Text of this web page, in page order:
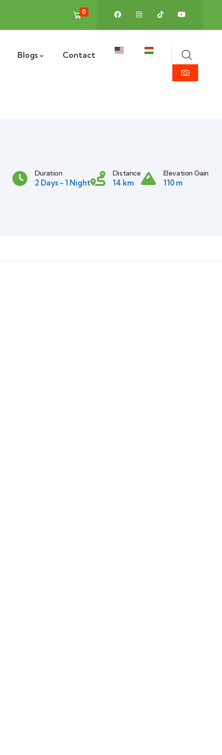
0
Blogs Contact
Duration
2 Days - 1 Night
Distance
14 km
Elevation Gain
110 m